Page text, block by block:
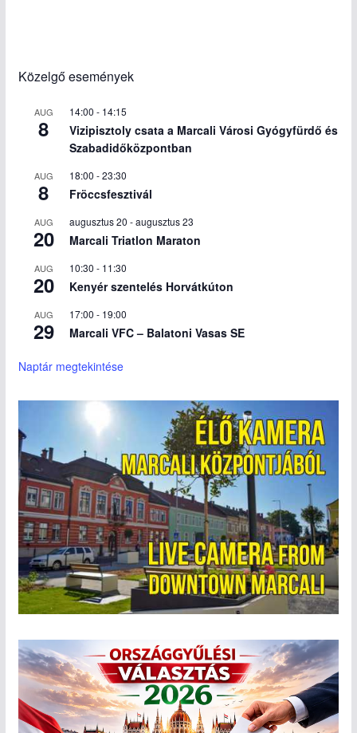
Közelgő események
AUG
8
14:00 - 14:15
Vizipisztoly csata a Marcali Városi Gyógyfürdő és
Szabadidőközpontban
AUG
8
18:00 -23:30
Fröccsfesztivál
AUG
20
augusztus 20 -augusztus 23
Marcali Triatlon Maraton
AUG
20
10:30 - 11:30
Kenyér szentelés Horvátkúton
AUG
29
17:00 - 19:00
Marcali VFC – Balatoni Vasas SE
Naptár megtekintése